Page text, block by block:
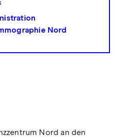
Nord
Nord an den